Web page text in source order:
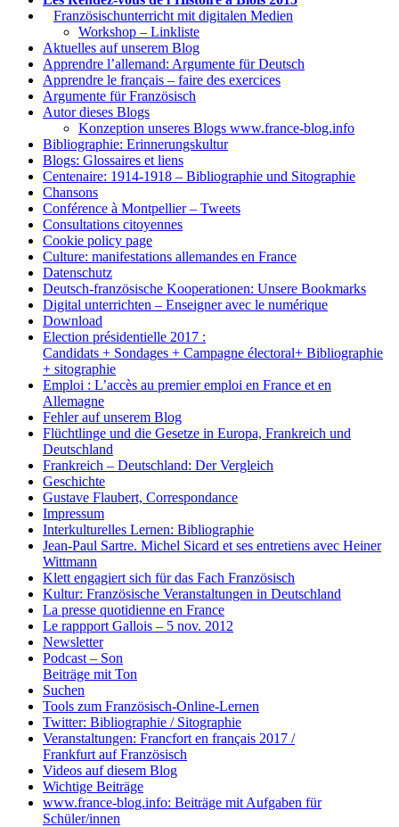
Französischunterricht mit digitalen Medien
Workshop – Linkliste
Aktuelles auf unserem Blog
Apprendre l’allemand: Argumente für Deutsch
Apprendre le français – faire des exercices
Argumente für Französisch
Autor dieses Blogs
Konzeption unseres Blogs www.france-blog.info
Bibliographie: Erinnerungskultur
Blogs: Glossaires et liens
Centenaire: 1914-1918 – Bibliographie und Sitographie
Chansons
Conférence à Montpellier – Tweets
Consultations citoyennes
Cookie policy page
Culture: manifestations allemandes en France
Datenschutz
Deutsch-französische Kooperationen: Unsere Bookmarks
Digital unterrichten – Enseigner avec le numérique
Download
Election présidentielle 2017 :
Candidats + Sondages + Campagne électoral+ Bibliographie
+ sitographie
Emploi : L’accès au premier emploi en France et en
Allemagne
Fehler auf unserem Blog
Flüchtlinge und die Gesetze in Europa, Frankreich und
Deutschland
Frankreich – Deutschland: Der Vergleich
Geschichte
Gustave Flaubert, Correspondance
Impressum
Interkulturelles Lernen: Bibliographie
Jean-Paul Sartre. Michel Sicard et ses entretiens avec Heiner
Wittmann
Klett engagiert sich für das Fach Französisch
Kultur: Französische Veranstaltungen in Deutschland
La presse quotidienne en France
Le rappport Gallois – 5 nov. 2012
Newsletter
Podcast – Son
Beiträge mit Ton
Suchen
Tools zum Französisch-Online-Lernen
Twitter: Bibliographie / Sitographie
Veranstaltungen: Francfort en français 2017 /
Frankfurt auf Französisch
Videos auf diesem Blog
Wichtige Beiträge
www.france-blog.info: Beiträge mit Aufgaben für
Schüler/innen